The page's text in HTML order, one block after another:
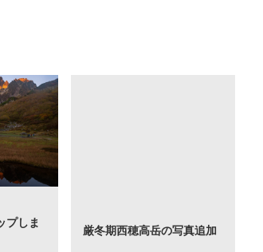
プしま
厳冬期西穂高岳の写真追加